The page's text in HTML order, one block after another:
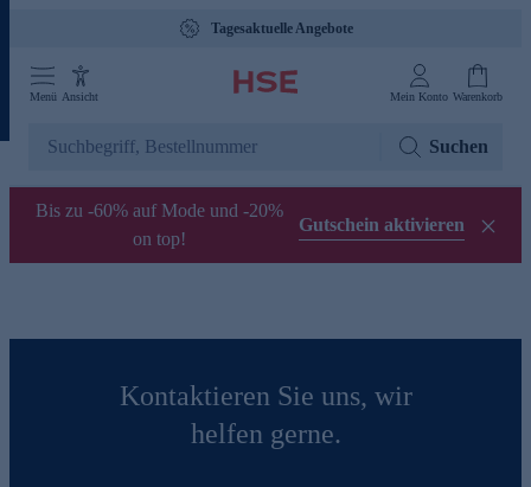
Tagesaktuelle Angebote
Menü Ansicht Mein Konto Warenkorb
Suchen
Bis zu -60% auf Mode und -20%
on top!
Gutschein aktivieren
Kontaktieren Sie uns, wir
helfen gerne.